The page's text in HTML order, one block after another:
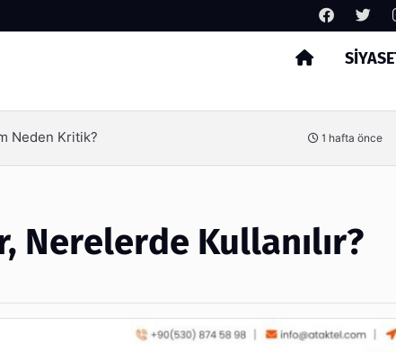
Arama
Neden Kritik? 1 hafta önce
Nerelerde Kullanılır?